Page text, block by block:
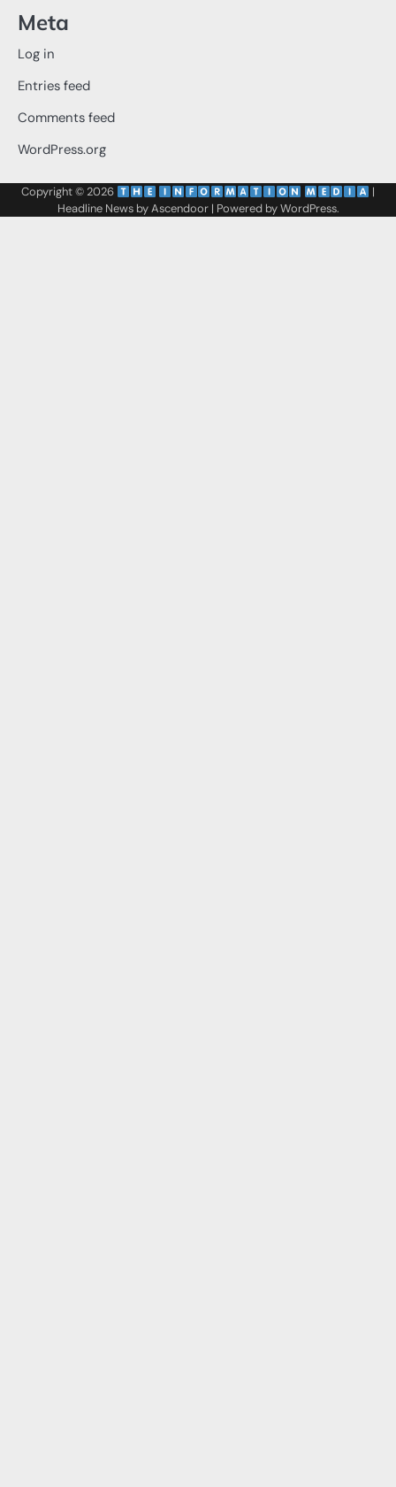
Meta
Log in
Entries feed
Comments feed
WordPress.org
Copyright © 2026
|
Headline News byAscendoor| Powered byWordPress.